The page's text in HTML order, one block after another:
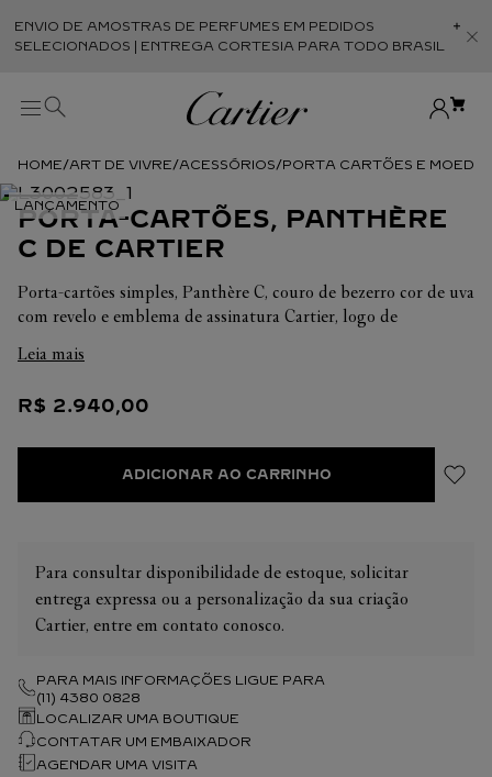
ENVIO DE AMOSTRAS DE PERFUMES EM PEDIDOS
SELECIONADOS | ENTREGA CORTESIA PARA TODO BRASIL
ART DE VIVRE ACESSÓRIOS PORTA CARTÕES E
PORTA-CARTÕES, PANTHÈRE
C DE CARTIER
Porta-cartões simples, Panthère C, couro de bezerro cor de uva
com revelo e emblema de assinatura Cartier, logo de
de cordeiro preto, uma inserção grande central, três
"Cartier" dourada. Dimensões: Largura: 100 mm. Altura: 80
Leia mais
R$ 2.940,00
ADICIONAR AO CARRINHO
Para consultar disponibilidade de estoque, solicitar
entrega expressa ou a personalização da sua criação
Cartier, entre em contato conosco.
PARA MAIS INFORMAÇÕES LIGUE PARA
(11) 4380 0828
LOCALIZAR UMA BOUTIQUE
CONTATAR UM EMBAIXADOR
AGENDAR UMA VISITA